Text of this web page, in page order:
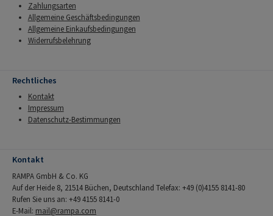
Zahlungsarten
Allgemeine Geschäftsbedingungen
Allgemeine Einkaufsbedingungen
Widerrufsbelehrung
Rechtliches
Kontakt
Impressum
Datenschutz-Bestimmungen
Kontakt
RAMPA GmbH & Co. KG
Auf der Heide 8, 21514 Büchen, Deutschland Telefax: +49 (0)4155 8141-80
Rufen Sie uns an: +49 4155 8141-0
E-Mail: mail@rampa.com